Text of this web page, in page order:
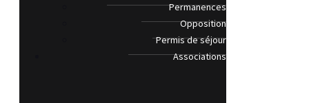
Permanences
Opposition
Permis de séjour
Associations